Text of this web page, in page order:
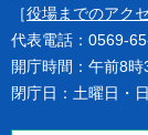
［役場までのアク
代表電話：0569-
開庁時間：午前8
閉庁日：土曜日・